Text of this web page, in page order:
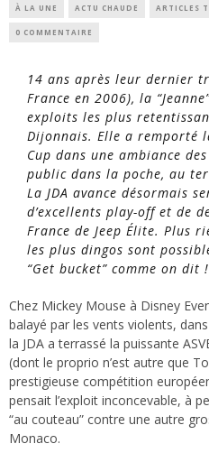
À LA UNE ACTU CHAUDE ARTICLES
0 COMMENTAIRE
14 ans après leur dernier
France en 2006), la
exploits les plus
Dijonnais. Elle a remporté
Cup dans une ambiance
public dans la poche, au
La JDA avance désormais
d’excellents play-off et de
France de Jeep Élite. Plus
les plus dingos sont
“Get bucket” comme on dit !
Chez Mickey Mouse à Disney
balayé par les vents violents,
la JDA a terrassé la puissante
(dont le proprio n’est autre que
prestigieuse compétition
pensait l’exploit inconcevable, à
“au couteau” contre une autre
Monaco.